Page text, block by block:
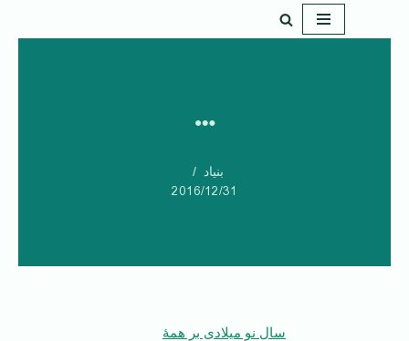
…
بنیاد
2016/12/31
سال نو میلادی بر همۀ